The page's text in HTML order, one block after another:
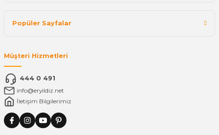
Popüler Sayfalar
Müşteri Hizmetleri
444 0 491
info@eryildiz.net
İletişim Bilgilerimiz